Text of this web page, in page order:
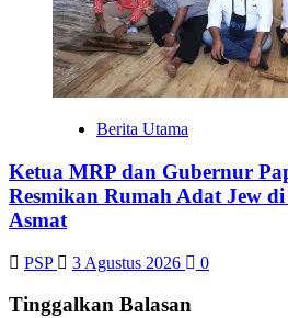
Berita Utama
Ketua MRP dan Gubernur
Resmikan Rumah Adat Jew
Asmat
PSP 3 Agustus 2026 0
Tinggalkan Balasan